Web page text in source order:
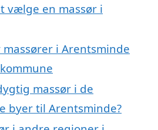
vælge en massør i
i Arentsminde
massør i de
byer til Arentsminde?